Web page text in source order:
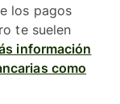
los pagos
te suelen
información
como